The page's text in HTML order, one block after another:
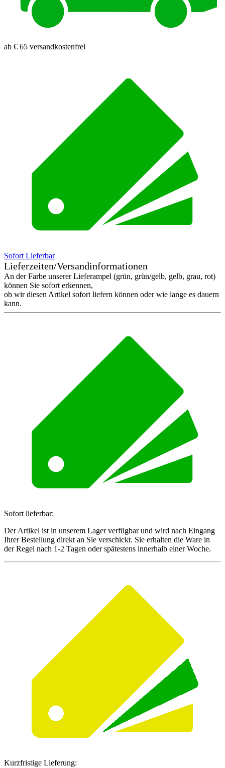
ab € 65 versandkostenfrei
Sofort Lieferbar
Lieferzeiten/Versandinformationen
An der Farbe unserer Lieferampel (grün, grün/gelb, gelb, grau, rot)
können Sie sofort erkennen,
ob wir diesen Artikel sofort liefern können oder wie lange es dauern
kann.
Sofort lieferbar:
Der Artikel ist in unserem Lager verfügbar und wird nach Eingang
Ihrer Bestellung direkt an Sie verschickt. Sie erhalten die Ware in
der Regel nach 1-2 Tagen oder spätestens innerhalb einer Woche.
Kurzfristige Lieferung: